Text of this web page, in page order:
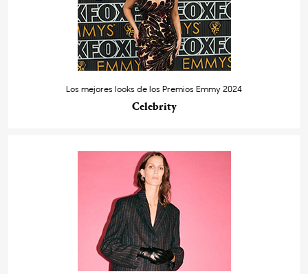
Los mejores looks de los Premios Emmy 2024
Celebrity